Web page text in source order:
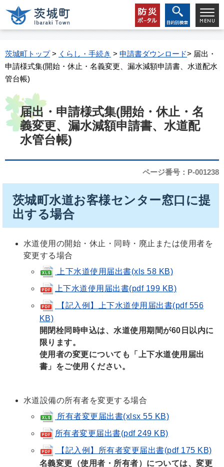
茨城町トップ> くらし・手続き > 申請書ダウンロード> 届出・
申請様式集(開始・休止・名義変更、漏水減額申請書、水道配水
管台帳)
届出・申請様式集(開始・休止・名
義変更、漏水減額申請書、水道配
水管台帳)
ページ番号：P-001238
茨城町水道お客様センター窓口に提
出する場合
水道使用の開始・休止・同時・廃止または使用者を
変更する場合
上下水道使用届出書(xls 58 KB)
上下水道使用届出書(pdf 199 KB)
【記入例】上下水道使用届出書(pdf 556
KB)
開閉栓同時申込は、水道使用期間が60日以内に
限ります。
使用者の変更についても「上下水道使用届出
書」をご使用ください。
水道設備の所有者を変更する場合
所有者変更届出書(xlsx 55 KB)
所有者変更届出書(pdf 249 KB)
【記入例】所有者変更届出書(pdf 175 KB)
名義変更（使用者・所有者）については、変更